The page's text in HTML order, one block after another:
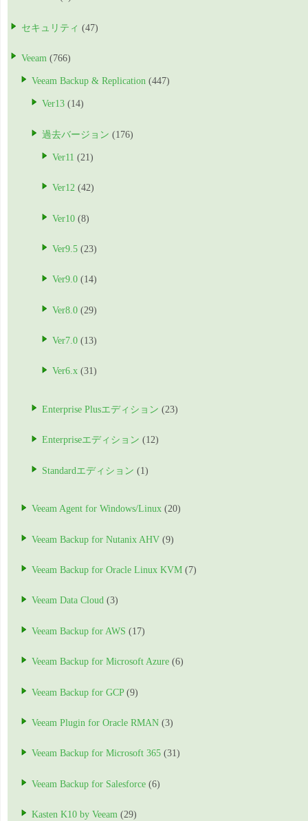
セキュリティ (47)
Veeam (766)
Veeam Backup & Replication (447)
Ver13 (14)
過去バージョン (176)
Ver11 (21)
Ver12 (42)
Ver10 (8)
Ver9.5 (23)
Ver9.0 (14)
Ver8.0 (29)
Ver7.0 (13)
Ver6.x (31)
Enterprise Plusエディション (23)
Enterpriseエディション (12)
Standardエディション (1)
Veeam Agent for Windows/Linux (20)
Veeam Backup for Nutanix AHV (9)
Veeam Backup for Oracle Linux KVM (7)
Veeam Data Cloud (3)
Veeam Backup for AWS (17)
Veeam Backup for Microsoft Azure (6)
Veeam Backup for GCP(9)
Veeam Plugin for Oracle RMAN (3)
Veeam Backup for Microsoft 365 (31)
Veeam Backup for Salesforce (6)
Kasten K10 by Veeam (29)